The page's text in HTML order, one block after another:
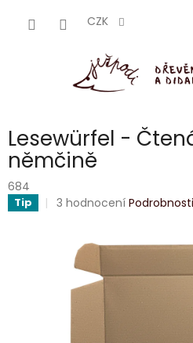
CZK
Lesewürfel -
němčině
684
Tip
Průměrné
3 hodnocení